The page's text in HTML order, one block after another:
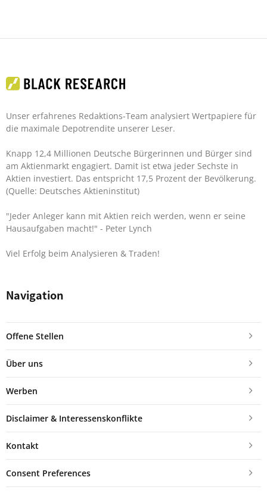
Unser erfahrenes Redaktions-Team analysiert Wertpapiere für
die maximale Depotrendite unserer Leser.
Knapp 12,4 Millionen Deutsche Bürgerinnen und Bürger sind
am Aktienmarkt engagiert. Damit ist etwa jeder Sechste in
Aktien investiert. Das entspricht 17,5 Prozent der Bevölkerung.
(Quelle: Deutsches Aktieninstitut)
"Jeder Anleger kann mit Aktien reich werden, wenn er seine
Hausaufgaben macht!" - Peter Lynch
Viel Erfolg beim Analysieren & Traden!
Navigation
Offene Stellen
Über uns
Werben
Disclaimer & Interessenskonflikte
Kontakt
Consent Preferences